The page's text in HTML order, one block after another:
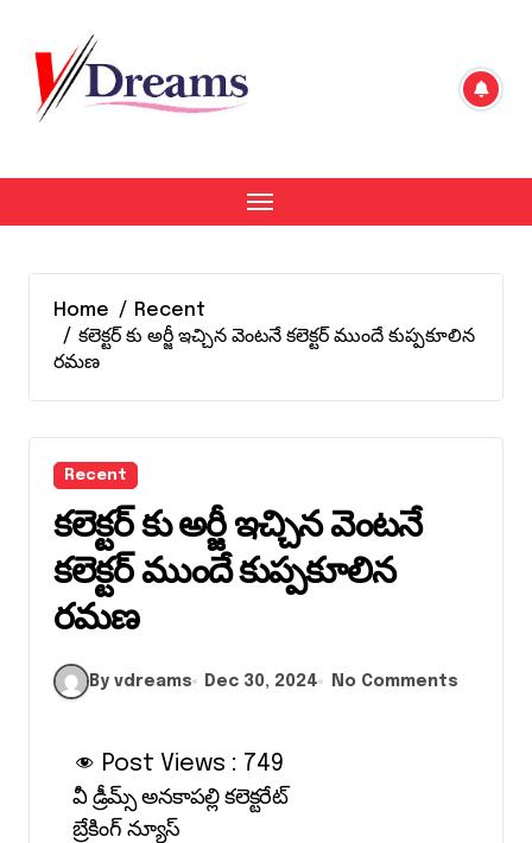
content
Home
Recent
కలెక్టర్ కు అర్జీ ఇచ్చిన వెంటనే కలెక్టర్ ముందే కుప్పకూలిన
రమణ
Recent
కలెక్టర్ కు అర్జీ ఇచ్చిన వెంటనే
కలెక్టర్ ముందే కుప్పకూలిన
రమణ
By vdreams Dec 30, 2024 No Comments
Post Views : 749
వీ డ్రీమ్స్ అనకాపల్లి కలెక్టరేట్
బ్రేకింగ్ న్యూస్